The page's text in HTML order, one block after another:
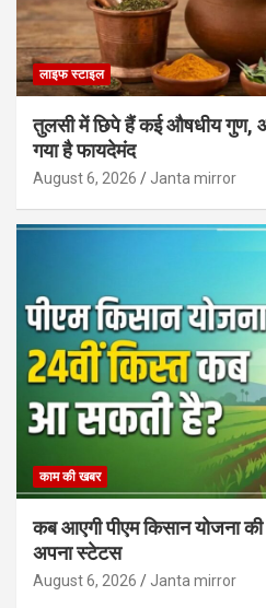
लाइफ स्टाइल
तुलसी में छिपे हैं कई औषधीय गुण,
गया है फायदेमंद
August 6, 2026 Janta mirror
काम की खबर
कब आएगी पीएम किसान योजना
अपना स्टेटस
August 6, 2026 Janta mirror